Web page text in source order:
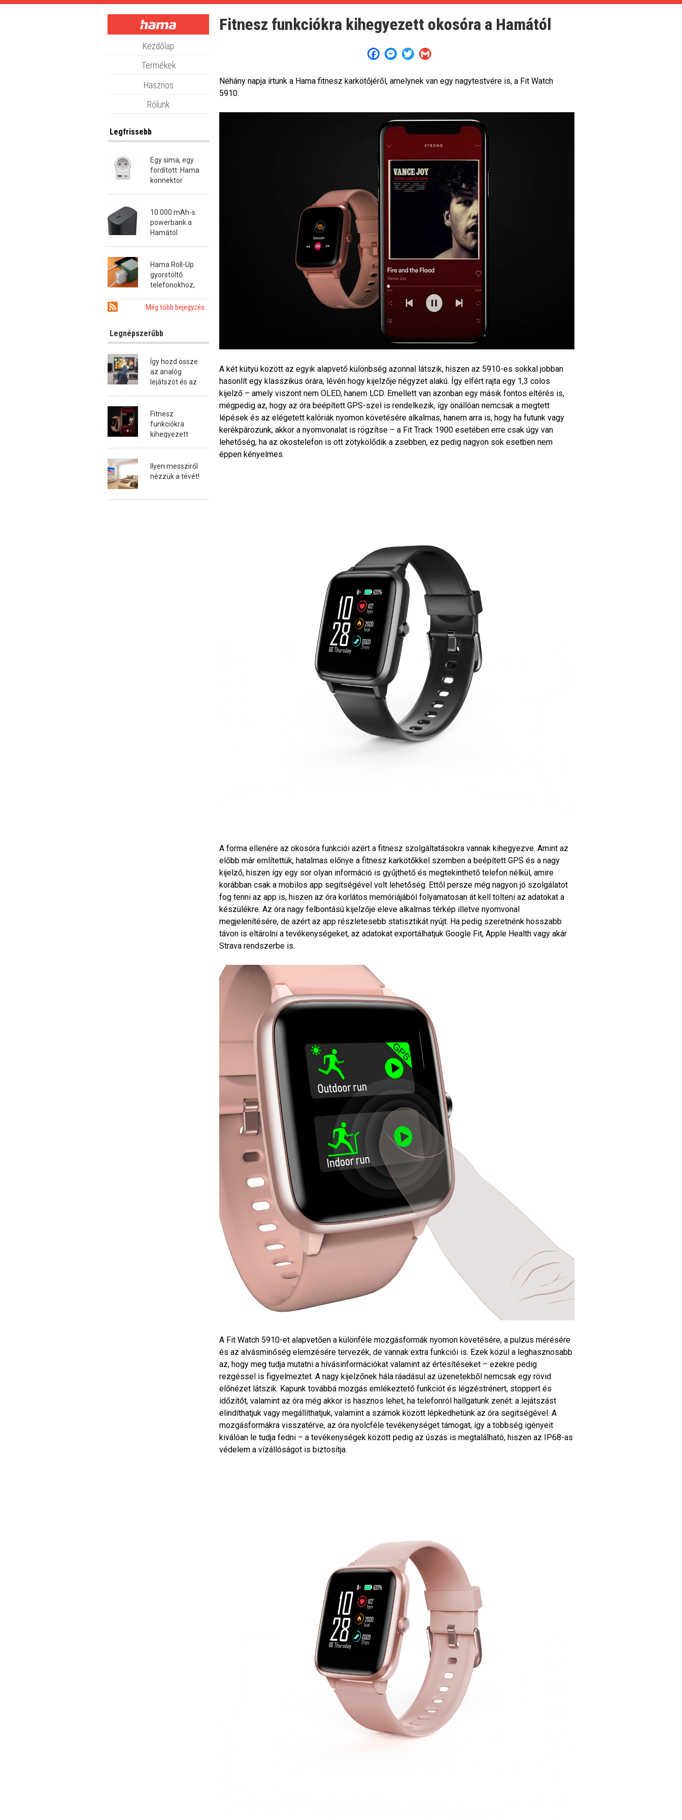
Skip
Kezdőlap
Termékek
Hasznos
Rólunk
Legfrissebb
Egy sima, egy
fordított: Hama
konnektor
10 000 mAh-s
powerbank a
Hamától
Hama Roll-Up
gyorstöltő
telefonokhoz,
notebookokhoz
Még több bejegyzés...
Legnépszerűbb
Így hozd össze
az analóg
lejátszót és az
Fitnesz
funkciókra
kihegyezett
Ilyen messziről
nézzük a tévét!
Fitnesz funkciókra kihegyezett okosóra a Hamától
FacebookMessenger
Twitter
Néhány napja írtunk a Hama fitnesz karkötőjéről, amelynek van egy nagytestvére is, a Fit Watch
5910.
A két kütyü között az egyik alapvető különbség azonnal látszik, hiszen az 5910-es sokkal jobban
hasonlít egy klasszikus órára, lévén hogy kijelzője négyzet alakú. Így elfért rajta egy 1,3 colos
kijelző – amely viszont nem OLED, hanem LCD. Emellett van azonban egy másik fontos eltérés is,
mégpedig az, hogy az óra beépített GPS-szel is rendelkezik, így önállóan nemcsak a megtett
lépések és az elégetett kalóriák nyomon követésére alkalmas, hanem arra is, hogy ha futunk vagy
kerékpározunk, akkor a nyomvonalat is rögzítse – a Fit Track 1900 esetében erre csak úgy van
lehetőség, ha az okostelefon is ott zötykölődik a zsebben, ez pedig nagyon sok esetben nem
éppen kényelmes.
A forma ellenére az okosóra funkciói azért a fitnesz szolgáltatásokra vannak kihegyezve. Amint az
előbb már említettük, hatalmas előnye a fitnesz karkötőkkel szemben a beépített GPS és a nagy
kijelző, hiszen így egy sor olyan információ is gyűjthető és megtekinthető telefon nélkül, amire
korábban csak a mobilos app segítségével volt lehetőség. Ettől persze még nagyon jó szolgálatot
fog tenni az app is, hiszen az óra korlátos memóriájából folyamatosan át kell tölteni az adatokat a
készülékre. Az óra nagy felbontású kijelzője eleve alkalmas térkép illetve nyomvonal
megjelenítésére, de azért az app részletesebb statisztikát nyújt. Ha pedig szeretnénk hosszabb
távon is eltárolni a tevékenységeket, az adatokat exportálhatjuk Google Fit, Apple Health vagy akár
Strava rendszerbe is.
A Fit Watch 5910-et alapvetően a különféle mozgásformák nyomon követésére, a pulzus mérésére
és az alvásminőség elemzésére tervezék, de vannak extra funkciói is. Ezek közül a leghasznosabb
az, hogy meg tudja mutatni a hívásinformációkat valamint az értesítéseket – ezekre pedig
rezgéssel is figyelmeztet. A nagy kijelzőnek hála ráadásul az üzenetekből nemcsak egy rövid
előnézet látszik. Kapunk továbbá mozgás emlékeztető funkciót és légzéstrénert, stoppert és
időzítőt, valamint az óra még akkor is hasznos lehet, ha telefonról hallgatunk zenét: a lejátszást
elindíthatjuk vagy megállíthatjuk, valamint a számok között lépkedhetünk az óra segítségével. A
mozgásformákra visszatérve, az óra nyolcféle tevékenységet támogat, így a többség igényeit
kiválóan le tudja fedni – a tevékenységek között pedig az úszás is megtalálható, hiszen az IP68-as
védelem a vízállóságot is biztosítja.